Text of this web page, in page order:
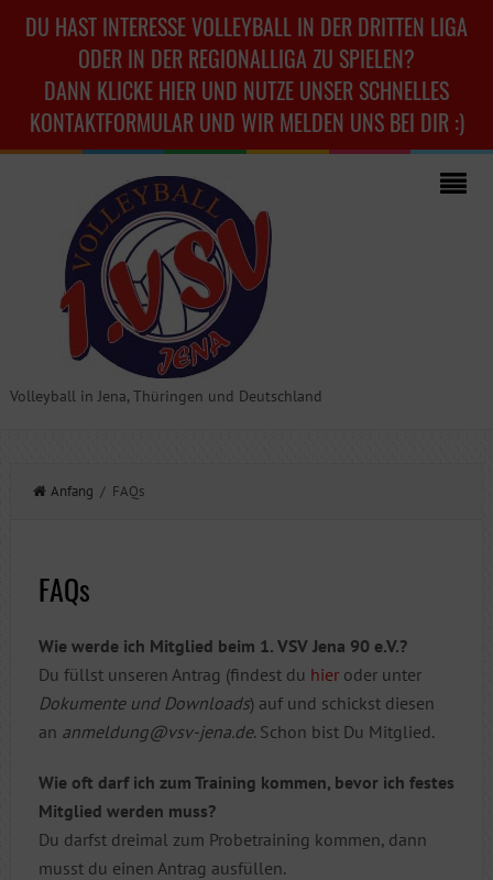
DU HAST INTERESSE VOLLEYBALL IN DER DRITTEN LIGA
ODER IN DER REGIONALLIGA ZU SPIELEN?
DANN KLICKE HIER UND NUTZE UNSER SCHNELLES
KONTAKTFORMULAR UND WIR MELDEN UNS BEI DIR :)
Volleyball in Jena, Thüringen und Deutschland
Anfang / FAQs
FAQs
Wie werde ich Mitglied beim 1. VSV Jena 90 e.V.?
Du füllst unseren Antrag (findest du hieroder unter
Dokumente und Downloads) auf und schickst diesen
an anmeldung@vsv-jena.de. Schon bist Du Mitglied.
Wie oft darf ich zum Training kommen, bevor ich festes
Mitglied werden muss?
Du darfst dreimal zum Probetraining kommen, dann
musst du einen Antrag ausfüllen.